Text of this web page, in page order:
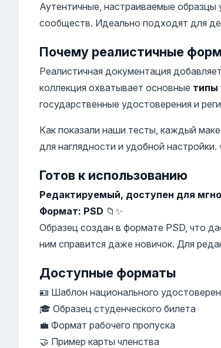
Аутентичные, настраиваемые образцы
сообществ. Идеально подходят для
Почему реалистичные
Реалистичная документация
коллекция охватывает основные типы
государственные удостоверения и
Как показали наши тесты, каждый
для наглядности и удобной
Готов к использованию
Редактируемый, доступен для
Формат: PSD 📁✨
Образец создан в формате PSD, что
ним справится даже новичок. Для
Доступные форматы
🪪 Шаблон национального
🎓 Образец студенческого билета
💼 Формат рабочего пропуска
🤝 Пример карты членства